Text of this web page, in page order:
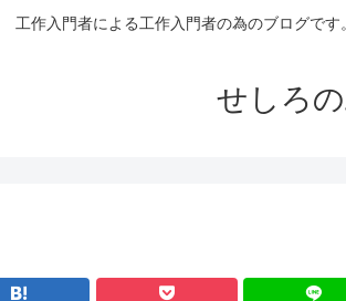
工作入門者による工作入門者の為のブログで
せしろ